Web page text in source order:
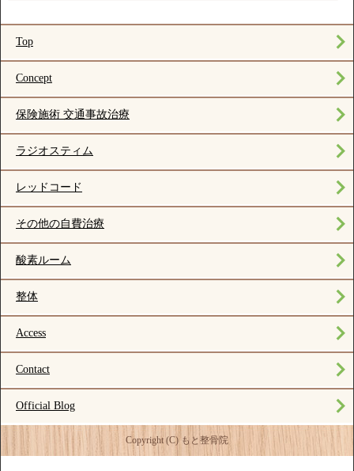
Top
Concept
保険施術 交通事故治療
ラジオスティム
レッドコード
その他の自費治療
酸素ルーム
整体
Access
Contact
Official Blog
Copyright (C) もと整骨院